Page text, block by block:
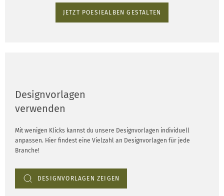
JETZT POESIEALBEN GESTALTEN
Designvorlagen
verwenden
Mit wenigen Klicks kannst du unsere Designvorlagen individuell
anpassen. Hier findest eine Vielzahl an Designvorlagen für jede
Branche!
DESIGNVORLAGEN ZEIGEN